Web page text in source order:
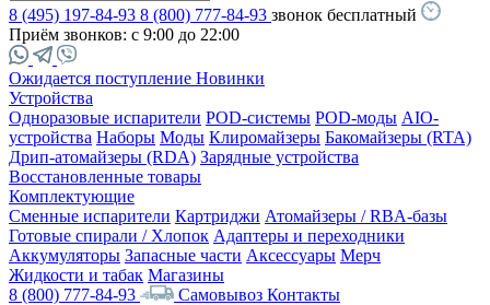
8 (495) 197-84-93 8 (800) 777-84-93 звонок бесплатный
Приём звонков: с 9:00 до 22:00
Ожидается поступление Новинки
Устройства
Одноразовые испарители POD-системы POD-моды AIO-
устройства Наборы Моды Клиромайзеры Бакомайзеры (RTA)
Дрип-атомайзеры (RDA) Зарядные устройства
Восстановленные товары
Комплектующие
Сменные испарители Картриджи Атомайзеры / RBA-базы
Готовые спирали / Хлопок Адаптеры и переходники
Аккумуляторы Запасные части Аксессуары Мерч
Жидкости и табак Магазины
8 (800) 777-84-93
Самовывоз Контакты